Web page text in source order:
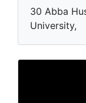
30 Abba
University,